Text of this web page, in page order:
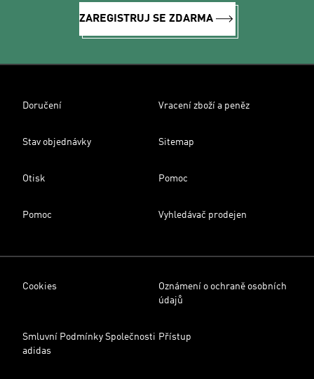
ZAREGISTRUJ SE ZDARMA
Doručení Vracení zboží a peněz
Stav objednávky Sitemap
Otisk Pomoc
Pomoc Vyhledávač prodejen
Cookies
Oznámení o ochraně osobních
údajů
Smluvní Podmínky Společnosti
adidas
Přístup